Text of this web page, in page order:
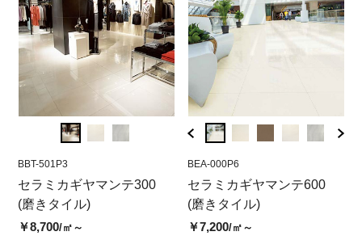
BBT-501P3
セラミカギヤマンテ300
(磨きタイル)
￥8,700/㎡～
BBT-501P3
セラミカギヤマンテ300 ホ
ワイト 本磨き
￥8,700/㎡
BSP-70P6
セラミカギヤマンテ600 磨
き
￥10,300/㎡
BEA-000P6
セラミカギヤマンテ600
(磨きタイル)
￥7,200/㎡～